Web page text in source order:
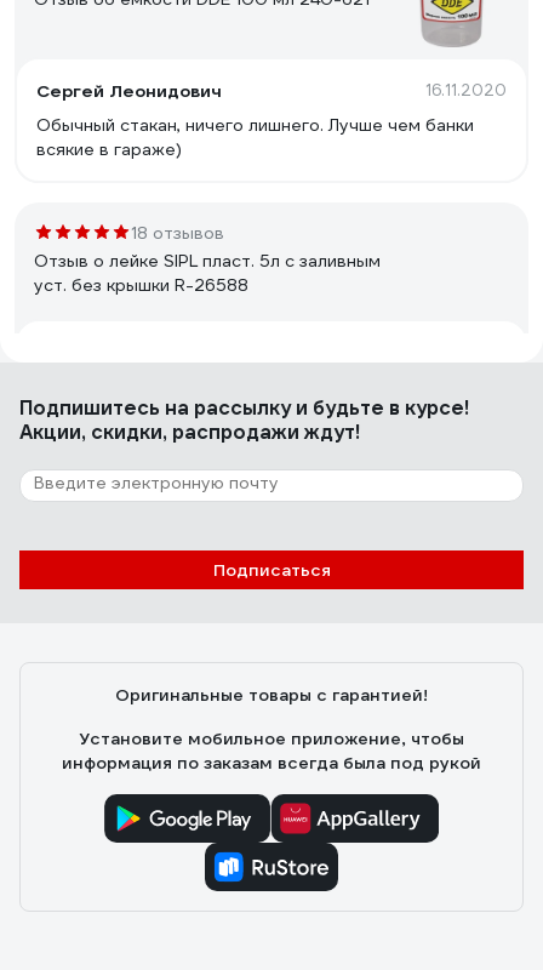
Сергей Леонидович 16.11.2020
Обычный стакан, ничего лишнего. Лучше чем банки
всякие в гараже)
18 отзывов
Отзыв о лейке SIPL пласт. 5л с заливным
уст. без крышки R-26588
6 отзывов
Отзыв об емкости мерной Rockforce 1 л
Максим К. 09.01.2023
Подпишитесь на рассылкуи будьте в курсе!
Акции, скидки, распродажи ждут!
Подписаться
Оригинальные товары с гарантией!
Установите мобильное приложение, чтобы
информация по заказам всегда была под рукой